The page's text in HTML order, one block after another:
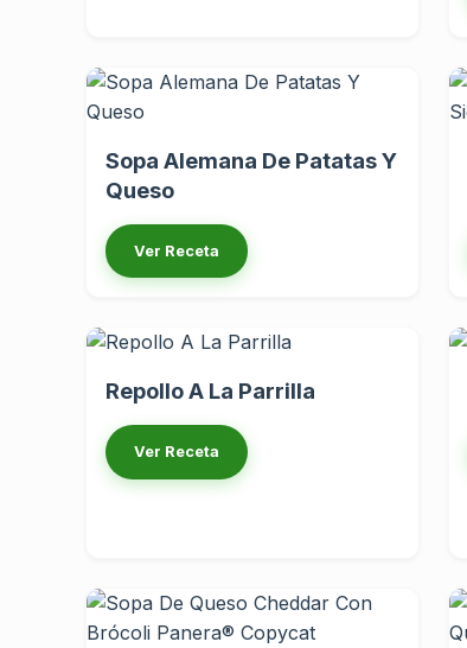
Sopa Alemana De Patatas Y
Queso
Ver Receta
Repollo A La Parrilla
Ver Receta